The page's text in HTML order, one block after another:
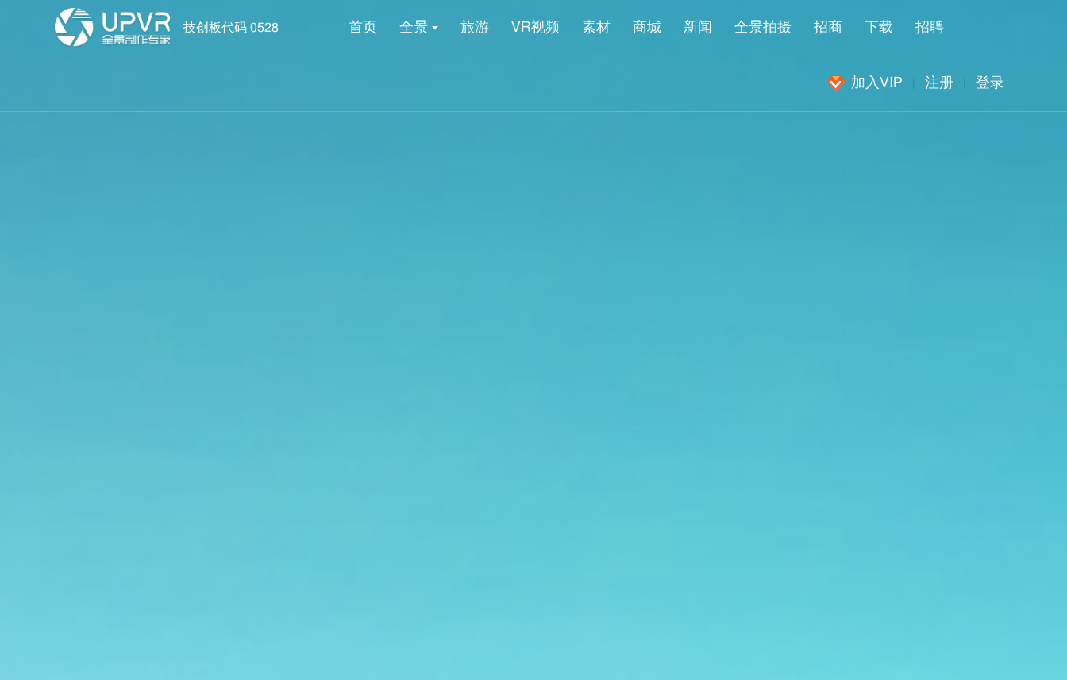
技创板代码 0528 首页 全景 旅游 VR视频 素材 商城 新闻 全景拍摄 招商 下载 招聘
加入VIP 注册 登录